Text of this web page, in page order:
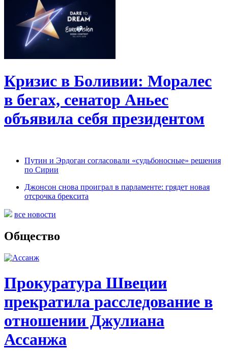
Кризис в Боливии: Моралес
в бегах, сенатор Аньес
объявила себя президентом
Путин и Эрдоган согласовали «судьбоносные» решения
по Сирии
Джонсон снова проиграл в парламенте: грядет новая
отсрочка брексита
все новости
Общество
Прокуратура Швеции
прекратила расследование в
отношении Джулиана
Ассанжа